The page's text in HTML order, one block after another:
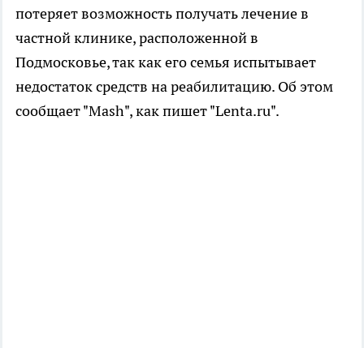
потеряет возможность получать лечение в
частной клинике, расположенной в
Подмосковье, так как его семья испытывает
недостаток средств на реабилитацию. Об этом
сообщает "Mash", как пишет "Lenta.ru".